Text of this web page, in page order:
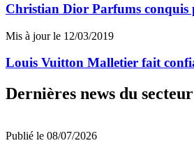
Christian Dior Parfums conquis
Mis à jour le 12/03/2019
Louis Vuitton Malletier fait
Dernières news du secteur
Publié le 08/07/2026